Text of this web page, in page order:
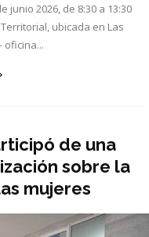
junio 2026, de 8:30 a 13:30
ubicada en Las
oficina...
de una
sobre la
mujeres